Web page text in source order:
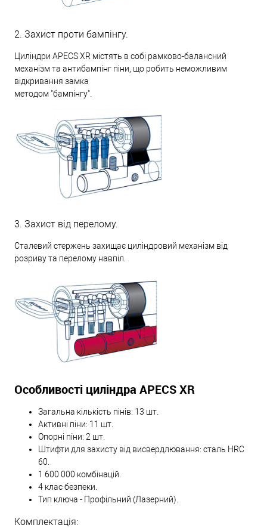
2. Захист проти бампінгу.
Циліндри APECS XR містять в собі рамково-балансний
механізм та антибампінг піни, що робить неможливим
відкривання замка
методом "бампінгу".
3. Захист від перелому.
Сталевий стержень захищає циліндровий механізм від
розриву та перелому навпіл.
Особливості циліндра APECS XR
Загальна кількість пінів: 13 шт.
Активні піни: 11 шт.
Опорні піни: 2 шт.
Штифти для захисту від висвердлювання: сталь HRC
60.
1 600 000 комбінацій.
4 клас безпеки.
Тип ключа - Профільний (Лазерний).
Комплектація: